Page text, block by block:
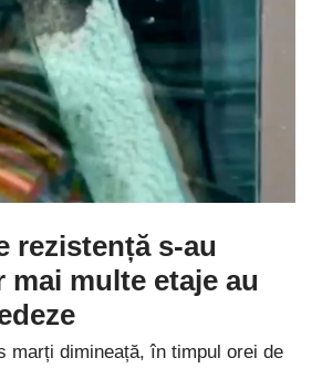
rezistență s-au
mai multe etaje au
marți dimineață, în timpul orei de